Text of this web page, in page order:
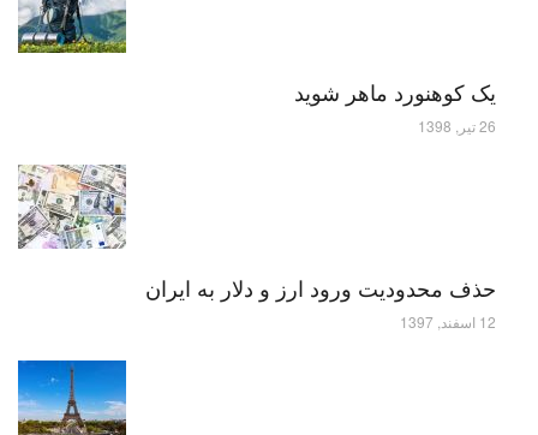
یک کوهنورد ماهر شوید
26 تیر, 1398
حذف محدودیت ورود ارز و دلار به ایران
12 اسفند, 1397